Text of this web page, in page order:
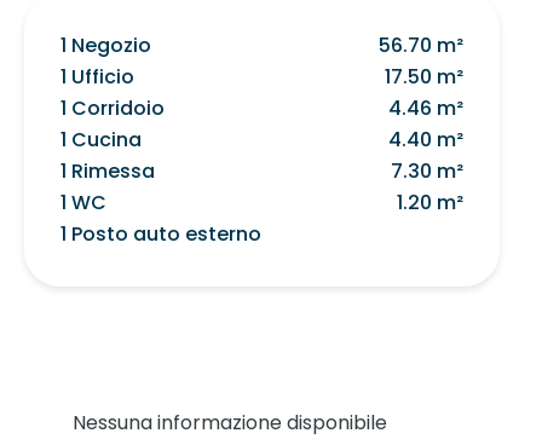
1 Negozio
56.70 m²
1 Ufficio
17.50 m²
1 Corridoio
4.46 m²
1 Cucina
4.40 m²
1 Rimessa
7.30 m²
1 WC
1.20 m²
1 Posto auto esterno
Nessuna informazione disponibile